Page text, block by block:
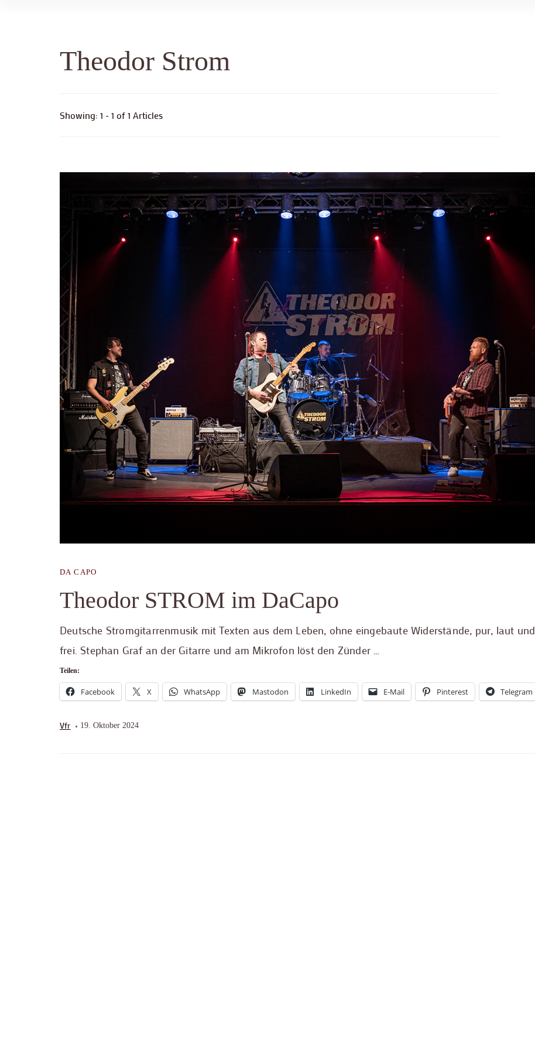
Theodor Strom
Showing: 1 - 1 of 1 Articles
DA CAPO
Theodor STROM im DaCapo
Deutsche Stromgitarrenmusik mit Texten aus dem Leben, ohne eingebaute Widerstände, pur, laut und
frei. Stephan Graf an der Gitarre und am Mikrofon löst den Zünder …
Teilen:
Facebook X WhatsApp Mastodon LinkedIn E-Mail Pinterest Telegram
Vfr 19. Oktober 2024